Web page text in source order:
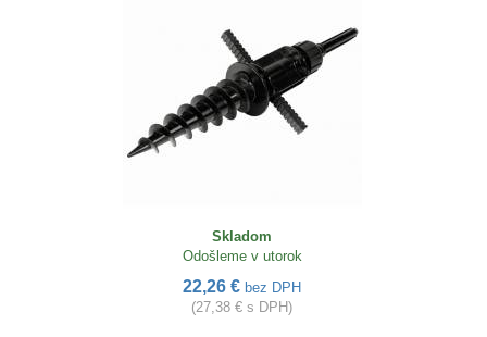
Skladom
Odošleme v utorok
22,26 € bez DPH
(27,38 € s DPH)